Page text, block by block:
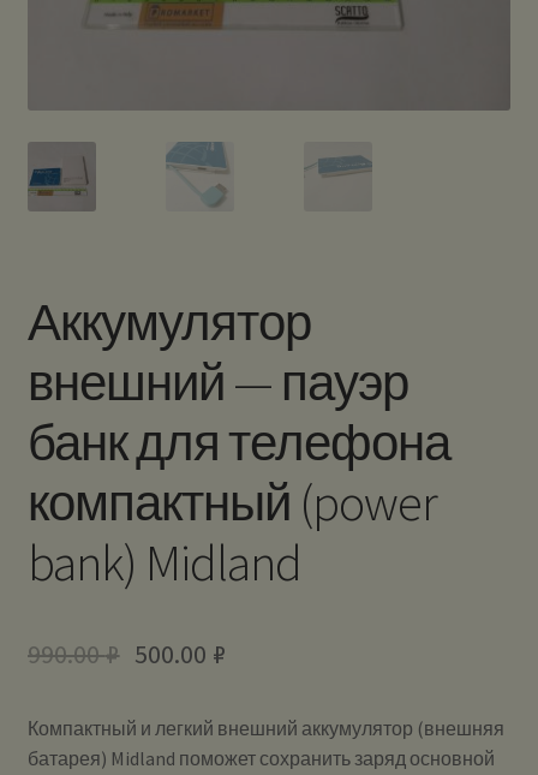
Аккумулятор
внешний — пауэр
банк для телефона
компактный (power
bank) Midland
990.00₽ 500.00 ₽
Компактный и легкий внешний аккумулятор (внешняя
батарея) Midland поможет сохранить заряд основной